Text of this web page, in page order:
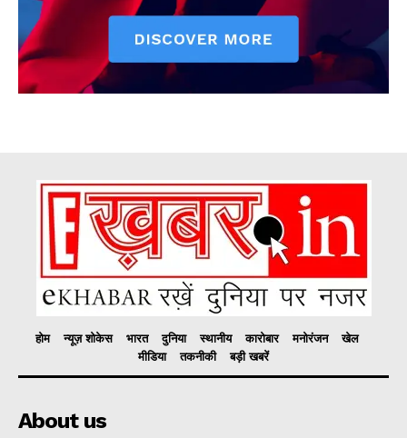
होम न्यूज़ शोकेस भारत दुनिया स्थानीय कारोबार मनोरंजन
खेल
मीडिया
तकनीकी बड़ी खबरें
About us